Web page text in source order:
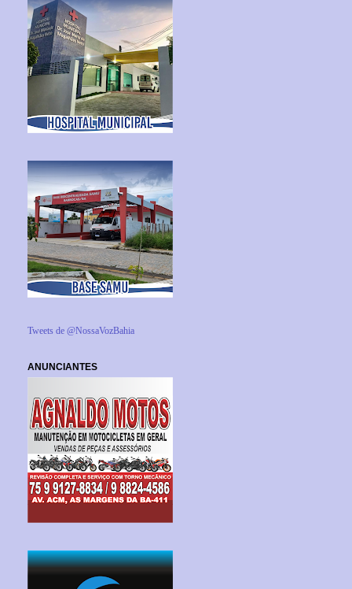
Tweets de @NossaVozBahia
ANUNCIANTES